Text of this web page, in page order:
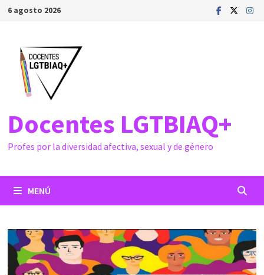
Saltar
6 agosto 2026
Docentes LGTBIAQ+
Profes por la diversidad afectiva, sexual y de género
MENÚ